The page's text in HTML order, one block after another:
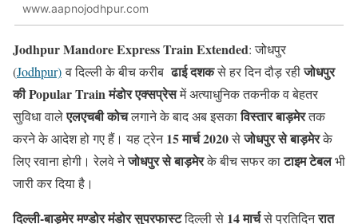
www.aapnojodhpur.com
Jodhpur Mandore Express Train Extended: जोधपुर
(Jodhpur)व दिल्ली के बीच करीबढाई दशकसे हर दिन दौड़ रहीजोधपुर
की Popular Trainमंडोर एक्सप्रेसमें अत्याधुनिक तकनीक व बेहतर
सुविधा वालेएलएचबी कोचलगाने के बाद अब इसकाविस्तार बाड़मेरतक
करने के आदेश हो गए हैं। यह ट्रेन15 मार्च 2020सेजोधपुर से बाड़मेरके
लिए रवाना होगी। रेलवे नेजोधपुर से बाड़मेरके बीच सफर काटाइम टेबलभी
जारी कर दिया है।
दिल्ली-बाड़मेर मण्डोर मंडोर सुपरफास्टदिल्ली से 14 मार्चसे प्रतिदिनरात